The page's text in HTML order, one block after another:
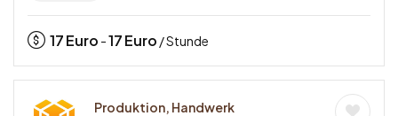
17Euro -17Euro / Stunde
Produktion, Handwerk